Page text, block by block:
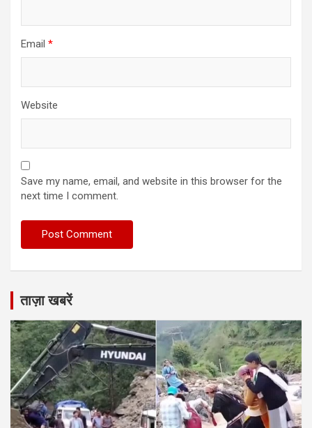
Email *
Website
Save my name, email, and website in this browser for the
next time I comment.
ताज़ा खबरें